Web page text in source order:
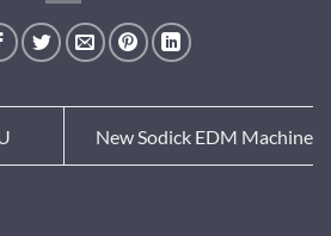
New Sodick EDM Machine